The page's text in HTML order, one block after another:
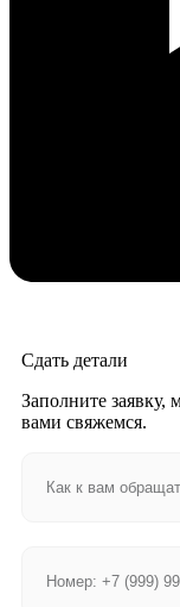
Сдать детали
Заполните заявку,
вами свяжемся.